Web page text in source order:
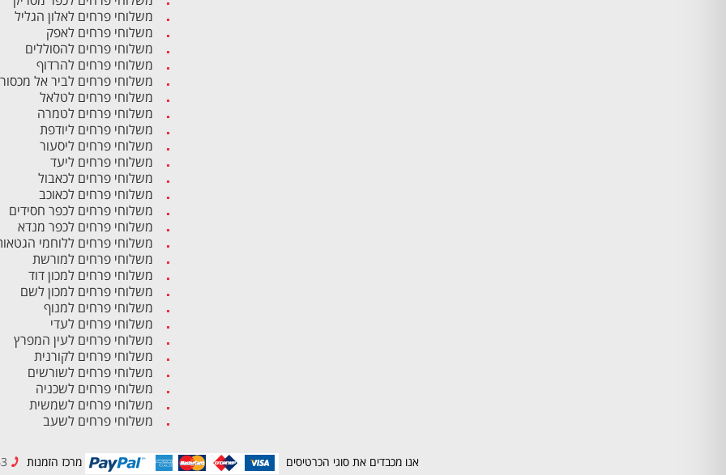
משלוחי פרחים לאלון הגליל
משלוחי פרחים לאפק
משלוחי פרחים להסוללים
משלוחי פרחים להרדוף
משלוחי פרחים לביר אל מכסור
משלוחי פרחים לטלאל
משלוחי פרחים לטמרה
משלוחי פרחים ליודפת
משלוחי פרחים ליסעור
משלוחי פרחים ליעד
משלוחי פרחים לכאבול
משלוחי פרחים לכאוכב
משלוחי פרחים לכפר חסידים
משלוחי פרחים לכפר מנדא
משלוחי פרחים ללוחמי
משלוחי פרחים למורשת
משלוחי פרחים למכון דוד
משלוחי פרחים למכון לשם
משלוחי פרחים למנוף
משלוחי פרחים לעדי
משלוחי פרחים לעין המפרץ
משלוחי פרחים לקורנית
משלוחי פרחים לשורשים
משלוחי פרחים לשכניה
משלוחי פרחים לשמשית
משלוחי פרחים לשעב
אנו מכבדים את סוגי הכרטיסים מרכז הזמנות